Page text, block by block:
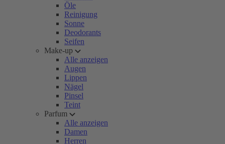
Öle
Reinigung
Sonne
Deodorants
Seifen
Make-up
Alle anzeigen
Augen
Lippen
Nägel
Pinsel
Teint
Parfum
Alle anzeigen
Damen
Herren